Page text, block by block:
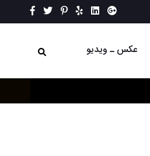
عکس ـ ویدیو